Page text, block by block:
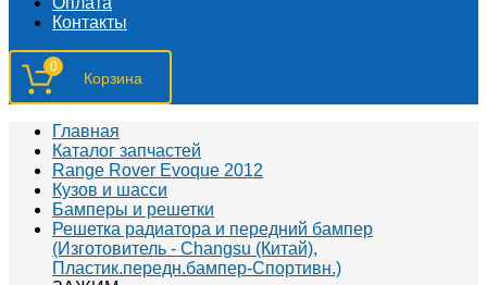
Контакты
0
Главная
Каталог запчастей
Range Rover Evoque 2012
Кузов и шасси
Бамперы и решетки
Решетка радиатора и передний бампер
(Изготовитель - Changsu (Китай),
Пластик.передн.бампер-Спортивн.)